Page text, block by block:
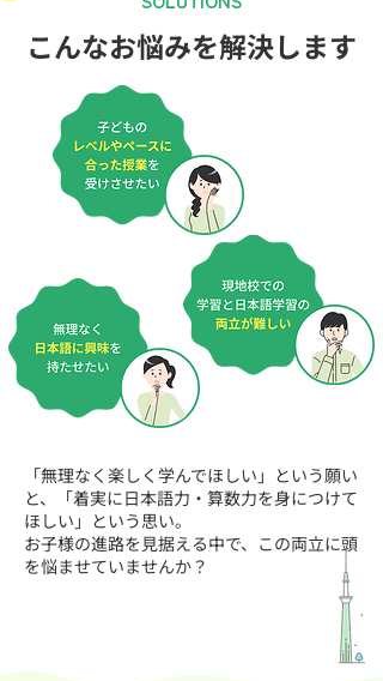
こんなお悩みを解決します
「無理なく楽しく学んでほしい」という願い
と、「着実に日本語力・算数力を身につけて
ほしい」という思い。
お子様の進路を見据える中で、この両立に頭
を悩ませていませんか？